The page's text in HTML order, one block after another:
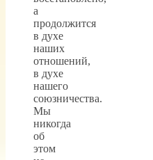
а
продолжится
в духе
наших
отношений,
в духе
нашего
союзничества.
Мы
никогда
об
этом